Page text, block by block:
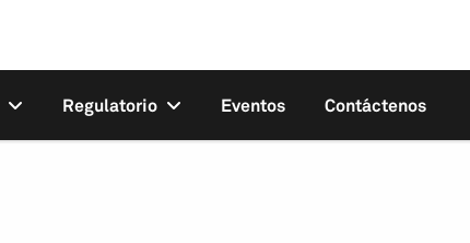
Regulatorio Eventos Contáctenos